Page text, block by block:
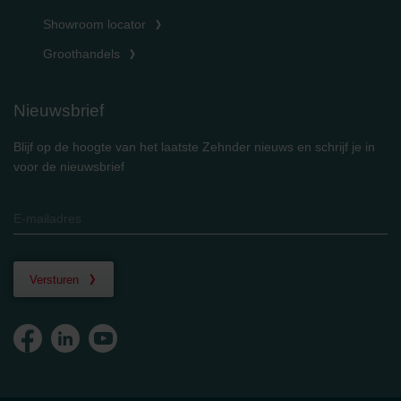
Showroom locator
Groothandels
Nieuwsbrief
Blijf op de hoogte van het laatste Zehnder nieuws en schrijf je in
voor de nieuwsbrief
Versturen